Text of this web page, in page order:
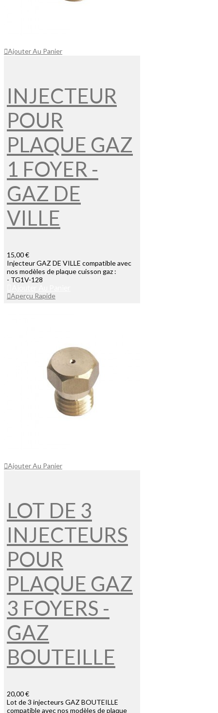
Ajouter Au Panier
INJECTEUR
POUR
PLAQUE GAZ
1 FOYER -
GAZ DE
VILLE
15,00 €
Injecteur GAZ DE VILLE compatible avec
nos modèles de plaque cuisson gaz :
- TG1V-128
Aperçu Rapide
Ajouter Au Panier
LOT DE 3
INJECTEURS
POUR
PLAQUE GAZ
3 FOYERS -
GAZ
BOUTEILLE
20,00 €
Lot de 3 injecteurs GAZ BOUTEILLE
compatible avec nos modèles de plaque